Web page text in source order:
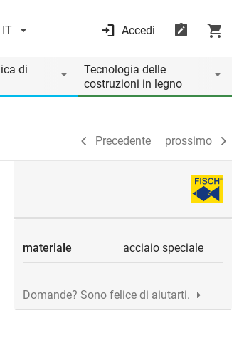
IT Accedi
di
Tecnologia delle
costruzioni in legno
Precedente prossimo
Precedente prossimo
materiale acciaio speciale
Domande? Sono felice di aiutarti.